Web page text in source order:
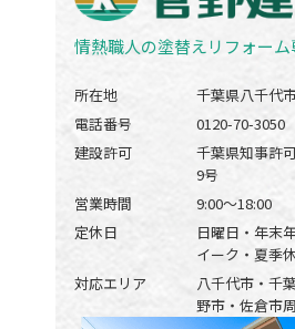
情熱職人の塗替えリフォー
所在地
千葉県八千代
電話番号
0120-70-3050
建設許可
千葉県知事許
9号
営業時間
9:00〜18:00
定休日
日曜日・年末
イーク・夏季
対応エリア
八千代市・千
野市・佐倉市